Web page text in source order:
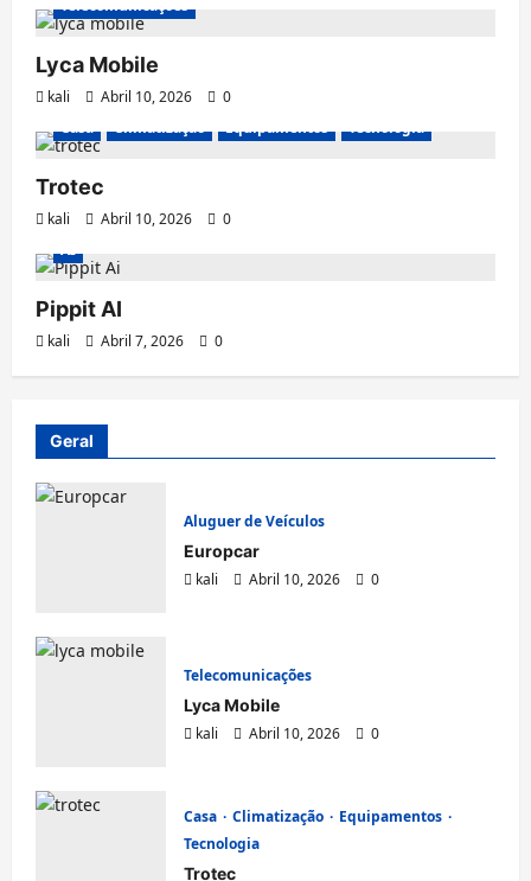
Telecomunicações
Lyca Mobile
kali Abril 10, 2026
0
Casa
Climatização Equipamentos Tecnologia
Trotec
kali Abril 10, 2026
0
AI
Pippit AI
kali Abril 7, 2026 0
Geral
Aluguer de Veículos
Europcar
kali
Abril 10, 2026 0
Telecomunicações
Lyca Mobile
kali
Abril 10, 2026 0
Casa Climatização
Equipamentos
Tecnologia
Trotec